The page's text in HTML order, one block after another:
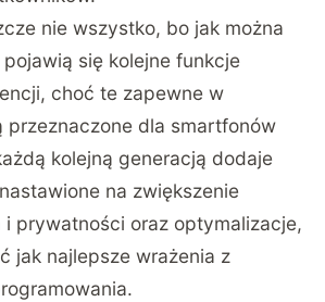
nie wszystko, bo jak można
się kolejne funkcje
choć te zapewne w
przeznaczone dla smartfonów
kolejną generacją dodaje
na zwiększenie
prywatności oraz optymalizacje,
jak najlepsze wrażenia z